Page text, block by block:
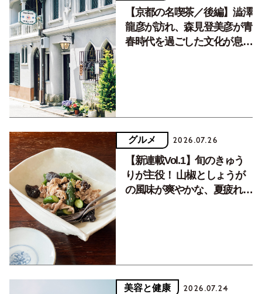
【京都の名喫茶／後編】澁澤
龍彦が訪れ、森見登美彦が青
春時代を過ごした文化が息づ
グルメ 2026.07.26
【新連載Vol.1】旬のきゅう
りが主役！ 山椒としょうが
の風味が爽やかな、夏疲れを
美容と健康 2026.07.24